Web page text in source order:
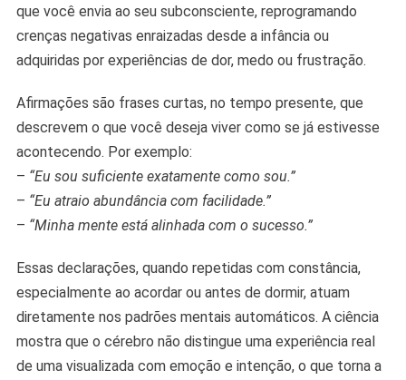
que você envia ao seu subconsciente, reprogramando
crenças negativas enraizadas desde a infância ou
adquiridas por experiências de dor, medo ou frustração.
Afirmações são frases curtas, no tempo presente, que
descrevem o que você deseja viver como se já estivesse
acontecendo. Por exemplo:
– “Eu sou suficiente exatamente como sou.”
– “Eu atraio abundância com facilidade.”
– “Minha mente está alinhada com o sucesso.”
Essas declarações, quando repetidas com constância,
especialmente ao acordar ou antes de dormir, atuam
diretamente nos padrões mentais automáticos. A ciência
mostra que o cérebro não distingue uma experiência real
de uma visualizada com emoção e intenção, o que torna a